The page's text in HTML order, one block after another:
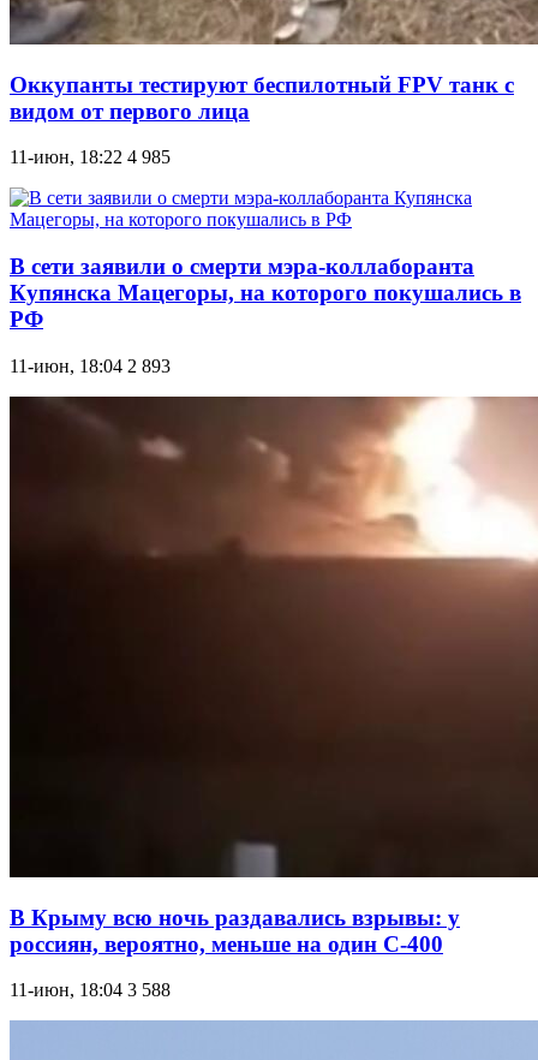
Оккупанты тестируют беспилотный FPV танк с
видом от первого лица
11-июн, 18:22 4 985
В сети заявили о смерти мэра-коллаборанта
Купянска Мацегоры, на которого покушались в
РФ
11-июн, 18:04 2 893
В Крыму всю ночь раздавались взрывы: у
россиян, вероятно, меньше на один С-400
11-июн, 18:04 3 588